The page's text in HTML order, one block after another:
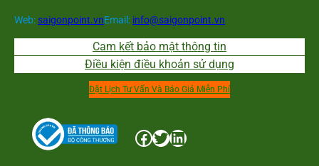
Web:saigonpoint.vnEmail: info@saigonpoint.vn
Cam kết bảo mật thông tin
Điều kiện điều khoản sử dụng
Đặt Lịch Tư Vấn Và Báo Giá Miễn Phí
Facebook Twitter LinkedIn